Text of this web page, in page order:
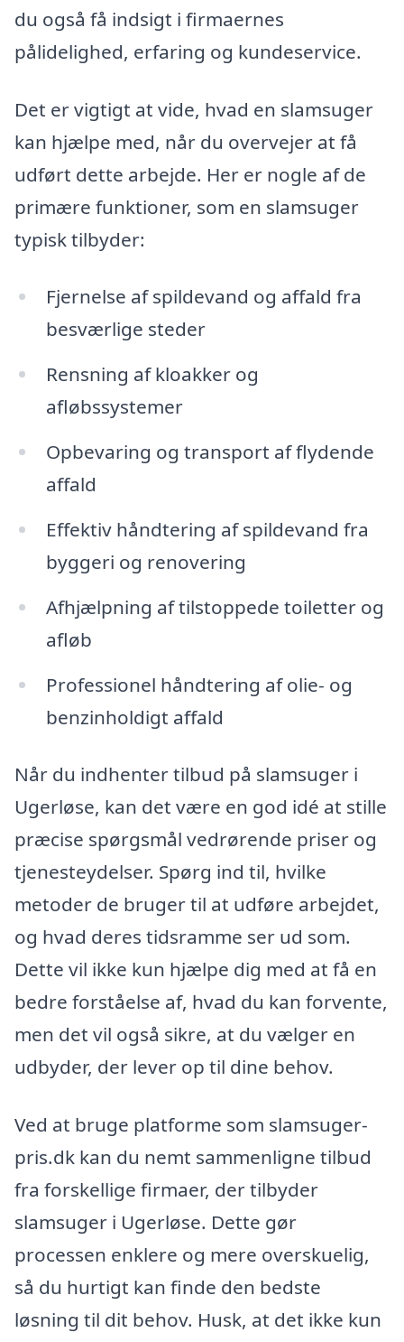
du også få indsigt i firmaernes
pålidelighed, erfaring og kundeservice.
Det er vigtigt at vide, hvad en slamsuger
kan hjælpe med, når du overvejer at få
udført dette arbejde. Her er nogle af de
primære funktioner, som en slamsuger
typisk tilbyder:
Fjernelse af spildevand og affald fra
besværlige steder
Rensning af kloakker og
afløbssystemer
Opbevaring og transport af flydende
affald
Effektiv håndtering af spildevand fra
byggeri og renovering
Afhjælpning af tilstoppede toiletter og
afløb
Professionel håndtering af olie- og
benzinholdigt affald
Når du indhenter tilbud på slamsuger i
Ugerløse, kan det være en god idé at stille
præcise spørgsmål vedrørende priser og
tjenesteydelser. Spørg ind til, hvilke
metoder de bruger til at udføre arbejdet,
og hvad deres tidsramme ser ud som.
Dette vil ikke kun hjælpe dig med at få en
bedre forståelse af, hvad du kan forvente,
men det vil også sikre, at du vælger en
udbyder, der lever op til dine behov.
Ved at bruge platforme som slamsuger-
pris.dk kan du nemt sammenligne tilbud
fra forskellige firmaer, der tilbyder
slamsuger i Ugerløse. Dette gør
processen enklere og mere overskuelig,
så du hurtigt kan finde den bedste
løsning til dit behov. Husk, at det ikke kun